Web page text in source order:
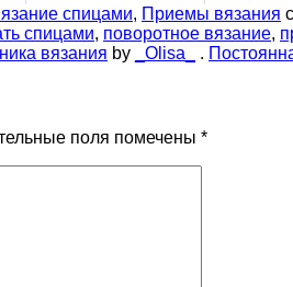
спицами, Приемы вязания
спицами, поворотное вязание,
вязания by _Olisa_ .
поля помечены *